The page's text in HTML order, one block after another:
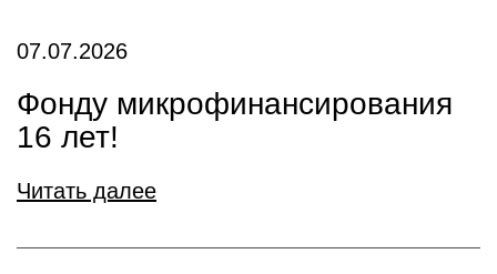
07.07.2026
Фонду микрофинансирования
16 лет!
Читать далее